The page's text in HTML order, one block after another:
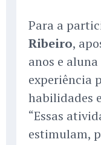
Para a
Ribeiro,
anos e
experiência
habilidades
“Essas
estimulam,